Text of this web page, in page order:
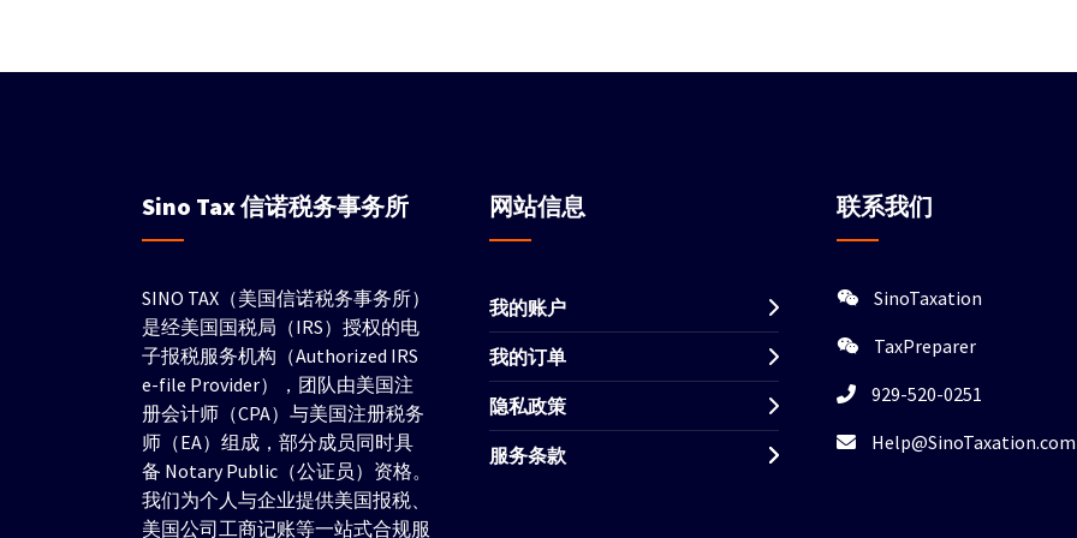
Sino Tax信诺税务事务所
SINO TAX（美国信诺税务事务所）
是经美国国税局（IRS）授权的电
子报税服务机构（Authorized IRS
e-file Provider），团队由美国注
册会计师（CPA）与美国注册税务
师（EA）组成，部分成员同时具
备 Notary Public（公证员）资格。
我们为个人与企业提供美国报税、
美国公司工商记账等一站式合规服
网站信息
我的账户
我的订单
隐私政策
服务条款
联系我们
SinoTaxation
TaxPreparer
929-520-0251
Help@SinoTaxation.com